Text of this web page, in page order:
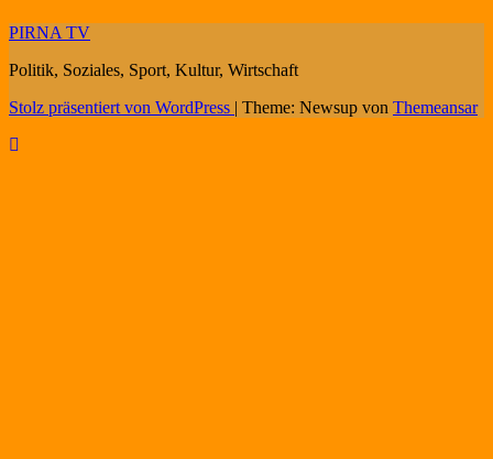
PIRNA TV
Politik, Soziales, Sport, Kultur, Wirtschaft
Stolz präsentiert von WordPress | Theme: Newsup von Themeansar